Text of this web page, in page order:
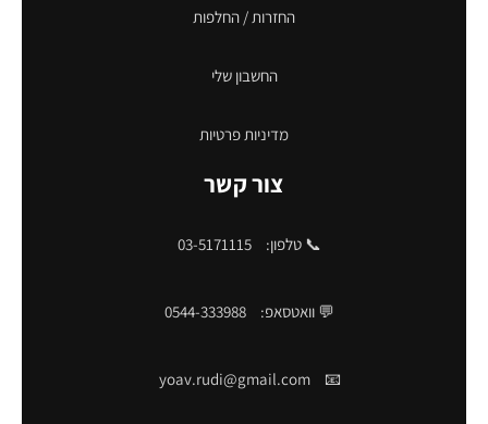
החזרות / החלפות
החשבון שלי
מדיניות פרטיות
צור קשר
📞 טלפון: 03-5171115
💬 וואטסאפ: 0544-333988
📧
yoav.rudi@gmail.com